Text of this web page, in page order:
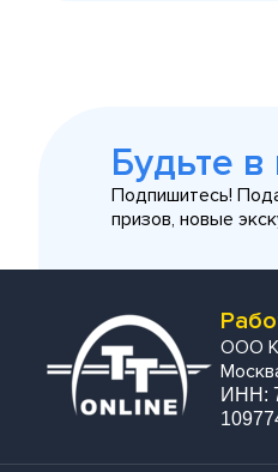
Будьте в
Подпишитесь!
призов, новые
ООО
ИНН: